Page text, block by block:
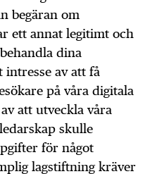
begäran om
ett annat legitimt och
dina
av att få
på våra digitala
att utveckla våra
skulle
för något
lagstiftning kräver